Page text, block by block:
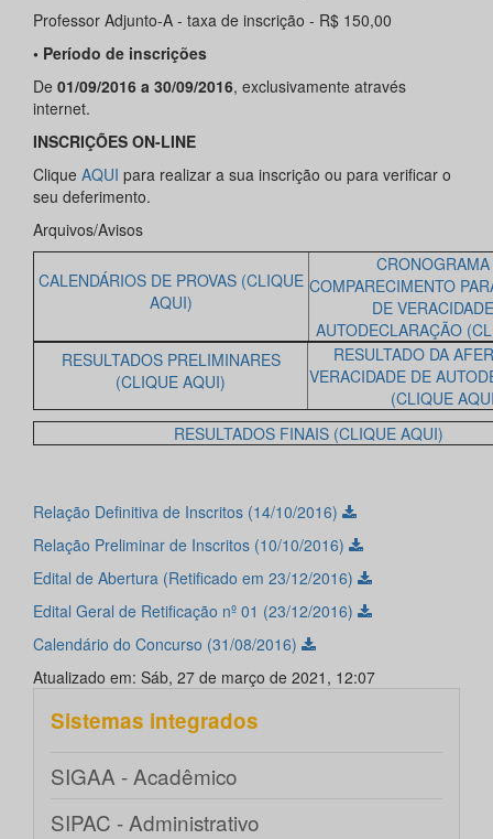
Professor Adjunto-A - taxa de inscrição - R$ 150,00
• Período de inscrições
De 01/09/2016 a 30/09/2016, exclusivamente através
internet.
INSCRIÇÕES ON-LINE
Clique AQUI para realizar a sua inscrição ou para verificar o
seu deferimento.
Arquivos/Avisos
CALENDÁRIOS DE PROVAS (CLIQUE
AQUI)
COMPARECIMENTO
DE
AUTODECLARAÇÃO
RESULTADOS PRELIMINARES
(CLIQUE AQUI)
RESULTADO DA
VERACIDADE DE
(CLIQUE
RESULTADOS FINAIS (CLIQUE AQUI)
Relação Definitiva de Inscritos (14/10/2016)
Relação Preliminar de Inscritos (10/10/2016)
Edital de Abertura (Retificado em 23/12/2016)
Edital Geral de Retificação nº 01 (23/12/2016)
Calendário do Concurso (31/08/2016)
Atualizado em: Sáb, 27 de março de 2021, 12:07
Sistemas integrados
SIGAA - Acadêmico
SIPAC - Administrativo